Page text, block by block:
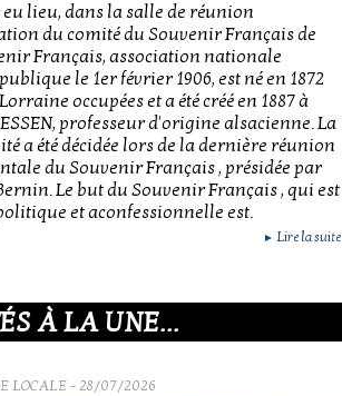
eu lieu, dans la salle de réunion
du comité du Souvenir Français de
Français, association nationale
le 1er février 1906, est né en 1872
occupées et a été créé en 1887 à
professeur d'origine alsacienne. La
a été décidée lors de la dernière réunion
du Souvenir Français , présidée par
Le but du Souvenir Français , qui est
et aconfessionnelle est.
► Lire la suite
À LA UNE...
LOCALE- 28/07/2026